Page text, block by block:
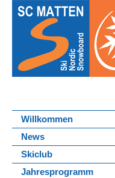
Willkommen
News
Skiclub
Jahresprogramm